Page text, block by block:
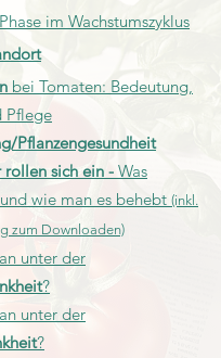
im Wachstumszyklus
bei Tomaten: Bedeutung,
Pflege
Pflanzengesundheit
sich ein - Was
wie man es behebt (inkl.
zum Downloaden)
unter der
?
unter der
?